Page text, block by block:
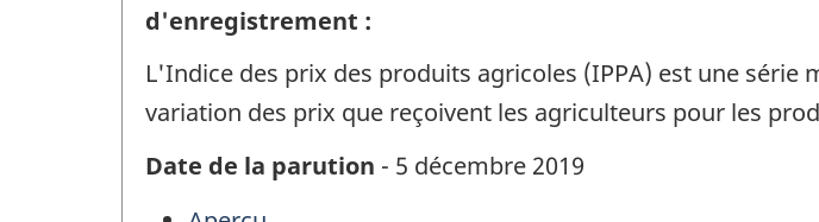
d'enregistrement :
L'Indice des prix des produits agricoles (IPPA) est une
variation des prix que reçoivent les agriculteurs pour les
Date de la parution - 5 décembre 2019